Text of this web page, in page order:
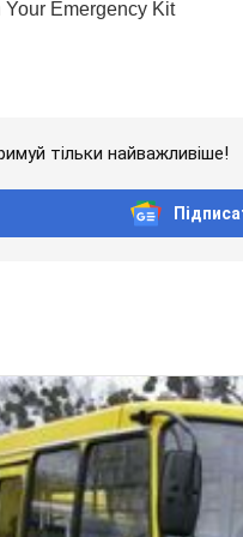
тільки найважливіше!